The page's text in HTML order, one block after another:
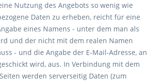
Nutzung des Angebots so wenig wie
Daten zu erheben, reicht für eine
eines Namens - unter dem man als
und der nicht mit dem realen Namen
- und die Angabe der E-Mail-Adresse, an
wird, aus. In Verbindung mit dem
werden serverseitig Daten (zum